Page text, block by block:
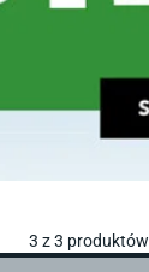
3 z3 produktów